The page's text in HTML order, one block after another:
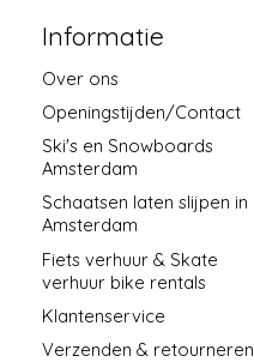
Informatie
Over ons
Openingstijden/Contact
Ski's en Snowboards
Amsterdam
Schaatsen laten slijpen in
Amsterdam
Fiets verhuur & Skate
verhuur bike rentals
Klantenservice
Verzenden & retourneren